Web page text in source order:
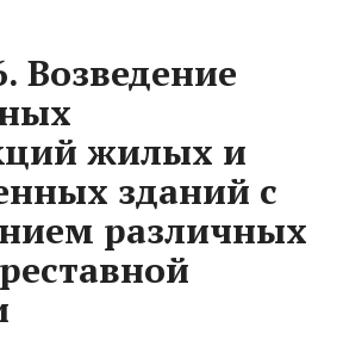
Возведение
жилых и
зданий с
различных